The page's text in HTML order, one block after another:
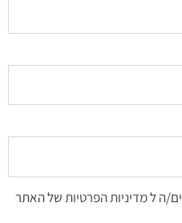
ה למדיניות הפרטיותשל האתר